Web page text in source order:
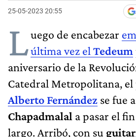
25-05-2023 20:55
Luego de encabezar
última vez el Tedeum
aniversario de la
Catedral Metropolitana, el
Alberto Fernández se fue
Chapadmalal a pasar el
largo. Arribó, con su